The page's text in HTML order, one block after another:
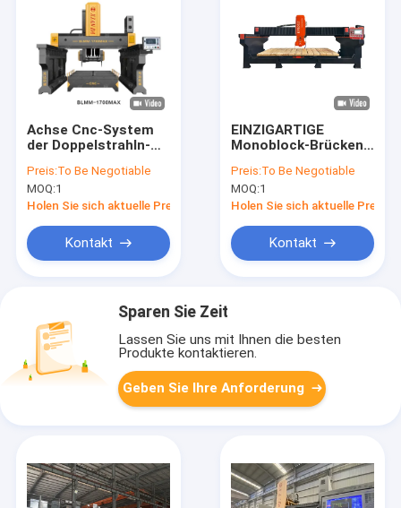
Achse Cnc-System
der Doppelstrahln-
3
Preis:To Be Negotiable
MOQ:1
Holen Sie sich aktuelle Preis
Kontakt
EINZIGARTIGE
Monoblock-Brücken-
für Marmor- und
gesinterten Stein
Zdcm-400
Preis:To Be Negotiable
MOQ:1
Holen Sie sich aktuelle Preis
Kontakt
Sparen Sie Zeit
Lassen Sie uns mit Ihnen die besten
Produkte kontaktieren.
Geben Sie Ihre Anforderung